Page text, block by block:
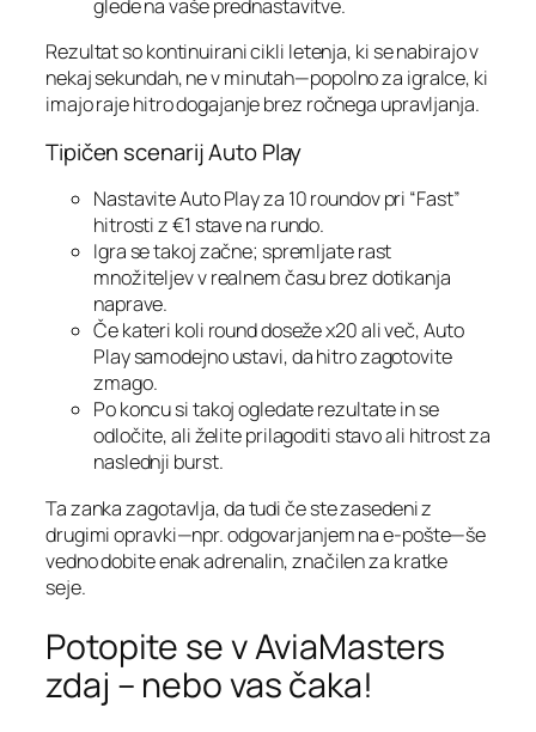
glede na vaše prednastavitve.
Rezultat so kontinuirani cikli letenja, ki se nabirajo v
nekaj sekundah, ne v minutah—popolno za igralce, ki
imajo raje hitro dogajanje brez ročnega upravljanja.
Tipičen scenarij Auto Play
Nastavite Auto Play za 10 roundov pri “Fast”
hitrosti z €1 stave na rundo.
Igra se takoj začne; spremljate rast
množiteljev v realnem času brez dotikanja
naprave.
Če kateri koli round doseže x20 ali več, Auto
Play samodejno ustavi, da hitro zagotovite
zmago.
Po koncu si takoj ogledate rezultate in se
odločite, ali želite prilagoditi stavo ali hitrost za
naslednji burst.
Ta zanka zagotavlja, da tudi če ste zasedeni z
drugimi opravki—npr. odgovarjanjem na e‑pošte—še
vedno dobite enak adrenalin, značilen za kratke
seje.
Potopite se v AviaMasters
zdaj – nebo vas čaka!